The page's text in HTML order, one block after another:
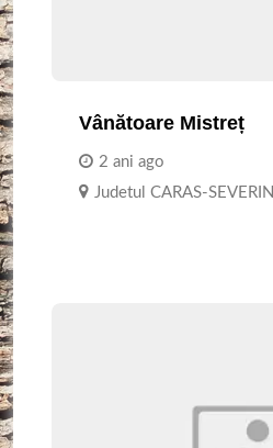
Vânătoare Mistreț
2 ani ago
Judetul CARAS-SEVERIN